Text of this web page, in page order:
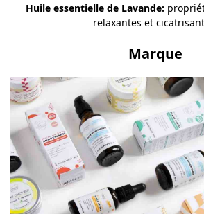
Huile essentielle de Lavande:
relaxantes et
Marque